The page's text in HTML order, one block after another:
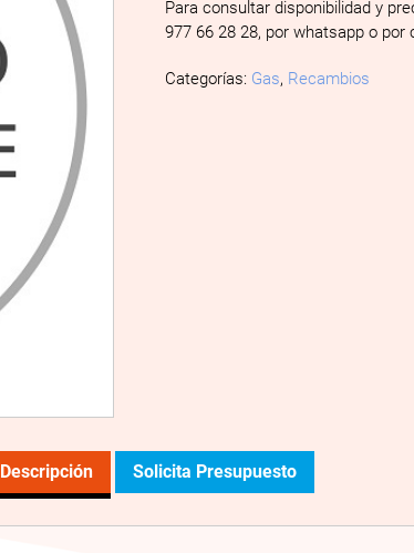
Para consultar disponibilidad y
977 66 28 28, por whatsapp o
Categorías: Gas, Recambios
Descripción Solicita Presupuesto